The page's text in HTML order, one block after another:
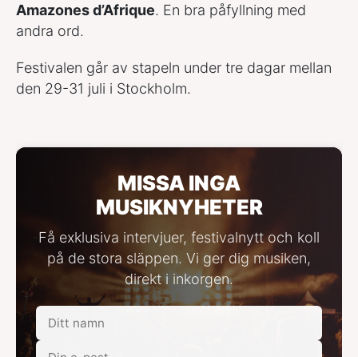
Amazones d’Afrique. En bra påfyllning med
andra ord.
Festivalen går av stapeln under tre dagar mellan
den 29-31 juli i Stockholm.
MISSA INGA
MUSIKNYHETER
Få exklusiva intervjuer, festivalnytt och koll
på de stora släppen. Vi ger dig musiken,
direkt i inkorgen.